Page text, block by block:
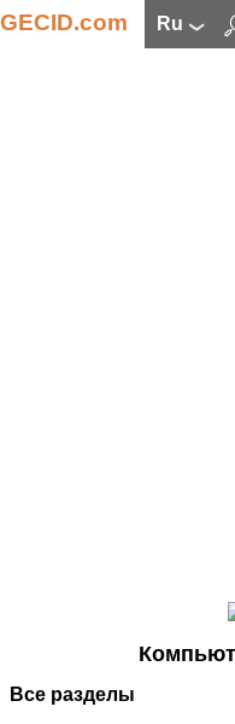
GECID.com ru
Все разделы